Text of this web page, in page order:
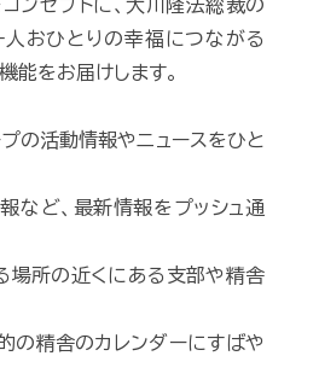
コンセプトに、大川隆法総裁の
人おひとりの幸福につながる
能をお届けします。
の活動情報やニュースをひと
など、最新情報をプッシュ通
場所の近くにある支部や精舎
の精舎のカレンダーにすばや